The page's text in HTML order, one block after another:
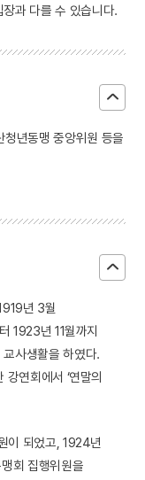
과 다를 수 있습니다.
년동맹 중앙위원 등을
년 3월
1923년 11월까지
사생활을 하였다.
연회에서 ‘연말의
이 되었고, 1924년
회 집행위원을